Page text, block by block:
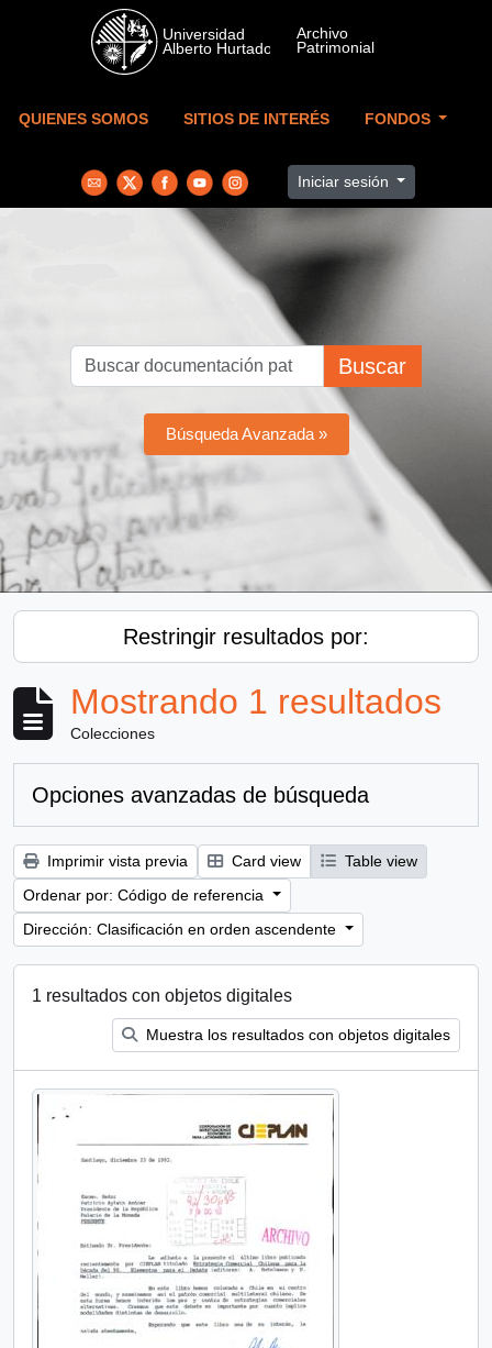
Skip to main content
QUIENES SOMOS SITIOS DE INTERÉS FONDOS
Iniciar sesión
Buscar
Búsqueda Avanzada »
Restringir resultados por:
Mostrando 1 resultados
Colecciones
Opciones avanzadas de búsqueda
Imprimir vista previa Card view
Table view
Ordenar por: Código de referencia
Dirección: Clasificación en orden ascendente
1 resultados con objetos digitales
Muestra los resultados con objetos digitales